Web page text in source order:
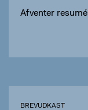
Afventer resumé
BREVUDKAST